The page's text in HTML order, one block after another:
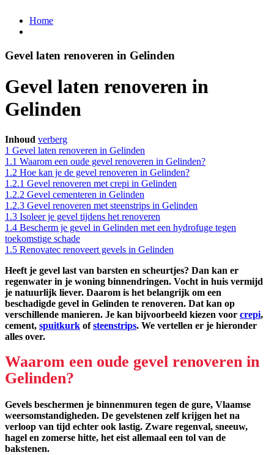
Home
Gevel laten renoveren in Gelinden
Gevel laten renoveren in
Gelinden
Inhoud verberg
1 Gevel laten renoveren in Gelinden
1.1 Waarom een oude gevel renoveren in Gelinden?
1.2 Hoe kan je de gevel renoveren in Gelinden?
1.2.1 Gevel renoveren met crepi in Gelinden
1.2.2 Gevel cementeren in Gelinden
1.2.3 Gevel renoveren met steenstrips in Gelinden
1.3 Isoleer je gevel tijdens het renoveren
1.4 Bescherm je gevel in Gelinden met een hydrofuge tegen
toekomstige schade
1.5 Renovatec renoveert gevels in Gelinden
Heeft je gevel last van barsten en scheurtjes? Dan kan er
regenwater in je woning binnendringen. Vocht in huis vermijd
je natuurlijk liever. Daarom is het belangrijk om een
beschadigde gevel in Gelinden te renoveren. Dat kan op
verschillende manieren. Je kan bijvoorbeeld kiezen voor crepi,
cement, spuitkurk ofsteenstrips. We vertellen er je hieronder
alles over.
Waarom een oude gevel renoveren in
Gelinden?
Gevels beschermen je binnenmuren tegen de gure, Vlaamse
weersomstandigheden. De gevelstenen zelf krijgen het na
verloop van tijd echter ook lastig. Zware regenval, sneeuw,
hagel en zomerse hitte, het eist allemaal een tol van de
bakstenen.